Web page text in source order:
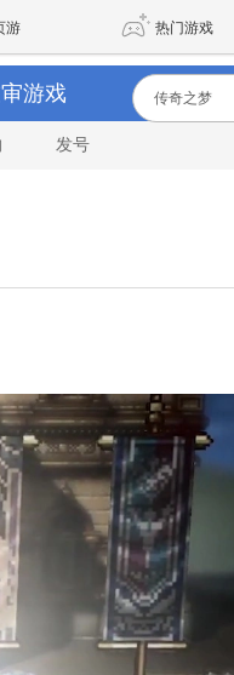
游 热门游戏
兽 DNF
自由 诛仙世界 新仙侠5
游戏
发号